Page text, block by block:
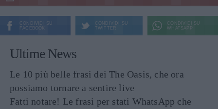
CONDIVIDI SU
FACEBOOK
CONDIVIDI SU
TWITTER
CONDIVIDI SU
WHATSAPP
Ultime News
Le 10 più belle frasi dei The Oasis, che ora
possiamo tornare a sentire live
Fatti notare! Le frasi per stati WhatsApp che